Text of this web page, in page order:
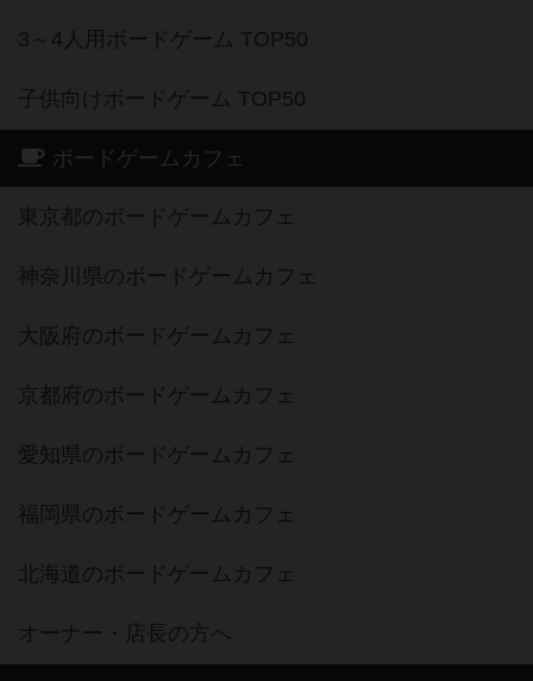
3～4人用ボードゲーム TOP50
子供向けボードゲーム TOP50
ボードゲームカフェ
東京都のボードゲームカフェ
神奈川県のボードゲームカフェ
大阪府のボードゲームカフェ
京都府のボードゲームカフェ
愛知県のボードゲームカフェ
福岡県のボードゲームカフェ
北海道のボードゲームカフェ
オーナー・店長の方へ